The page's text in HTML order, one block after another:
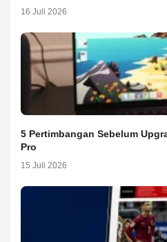
16 Juli 2026
5 Pertimbangan Sebelum
Pro
15 Juli 2026